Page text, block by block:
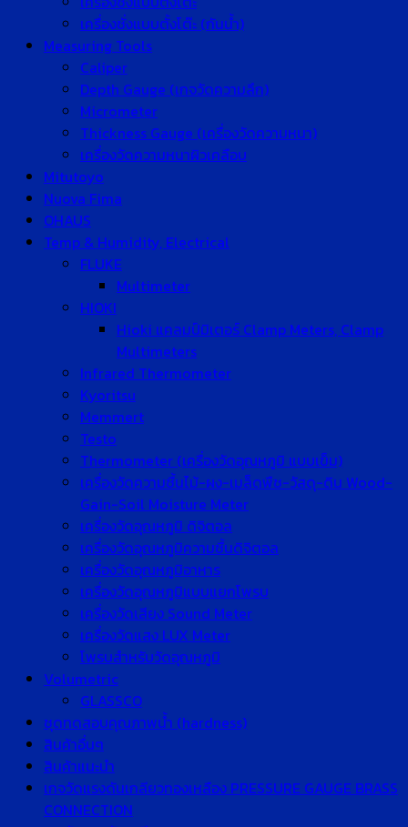
เครื่องชั่งแบบตั้งโต๊ะ (กันน้ำ)
Measuring Tools
Caliper
Depth Gauge (เกจวัดความลึก)
Micrometer
Thickness Gauge (เครื่องวัดความหนา)
เครื่องวัดความหนาผิวเคลือบ
Mitutoyo
Nuova Fima
OHAUS
Temp & Humidity, Electrical
FLUKE
Multimeter
HIOKI
Hioki แคลมป์มิเตอร์ Clamp Meters, Clamp
Multimeters
Infrared Thermometer
Kyoritsu
Memmert
Testo
Thermometer (เครื่องวัดอุณหภูมิ แบบเข็ม)
เครื่องวัดความชื้นไม้-ผง-เมล็ดพืช-วัสดุ-ดิน Wood-
Gain-Soil Moisture Meter
เครื่องวัดอุณหภูมิ ดิจิตอล
เครื่องวัดอุณหภูมิความชื้นดิจิตอล
เครื่องวัดอุณหภูมิอาหาร
เครื่องวัดอุณหภูมิแบบแยกโพรบ
เครื่องวัดเสียง Sound Meter
เครื่องวัดแสง LUX Meter
โพรบสำหรับวัดอุณหภูมิ
Volumetric
GLASSCO
ชุดทดสอบคุณภาพน้ำ (hardness)
สินค้าอื่นๆ
สินค้าแนะนำ
เกจวัดแรงดันเกลียวทองเหลือง PRESSURE GAUGE BRASS
CONNECTION